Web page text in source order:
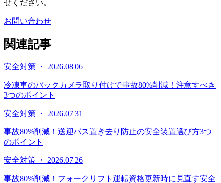
せください。
お問い合わせ
関連記事
安全対策 ・ 2026.08.06
冷凍車のバックカメラ取り付けで事故80%削減！注意すべき
3つのポイント
安全対策 ・ 2026.07.31
事故80%削減！送迎バス置き去り防止の安全装置選び方3つ
のポイント
安全対策 ・ 2026.07.26
事故80%削減！フォークリフト運転資格更新時に見直す安全